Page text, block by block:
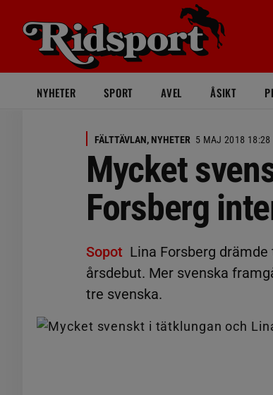
NYHETER SPORT AVEL ÅSIKT
FÄLTTÄVLAN, NYHETER 5 MAJ 2018 18:28
Mycket
Forsberg
Sopot Lina Forsberg
årsdebut. Mer svenska
tre svenska.